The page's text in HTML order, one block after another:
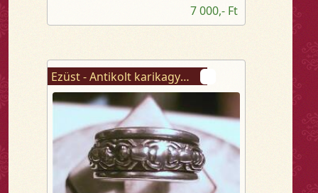
7 000,- Ft
Ezüst - Antikolt karikagyűrű